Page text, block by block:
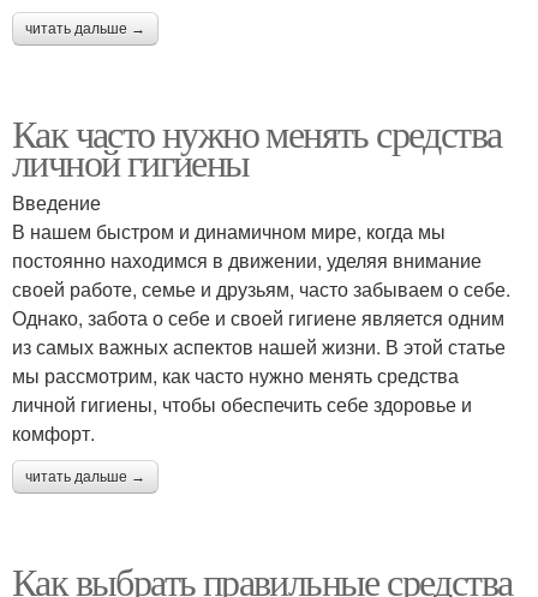
читать дальше →
Как часто нужно менять средства
личной гигиены
Введение
В нашем быстром и динамичном мире, когда мы
постоянно находимся в движении, уделяя внимание
своей работе, семье и друзьям, часто забываем о себе.
Однако, забота о себе и своей гигиене является одним
из самых важных аспектов нашей жизни. В этой статье
мы рассмотрим, как часто нужно менять средства
личной гигиены, чтобы обеспечить себе здоровье и
комфорт.
читать дальше →
Как выбрать правильные средства